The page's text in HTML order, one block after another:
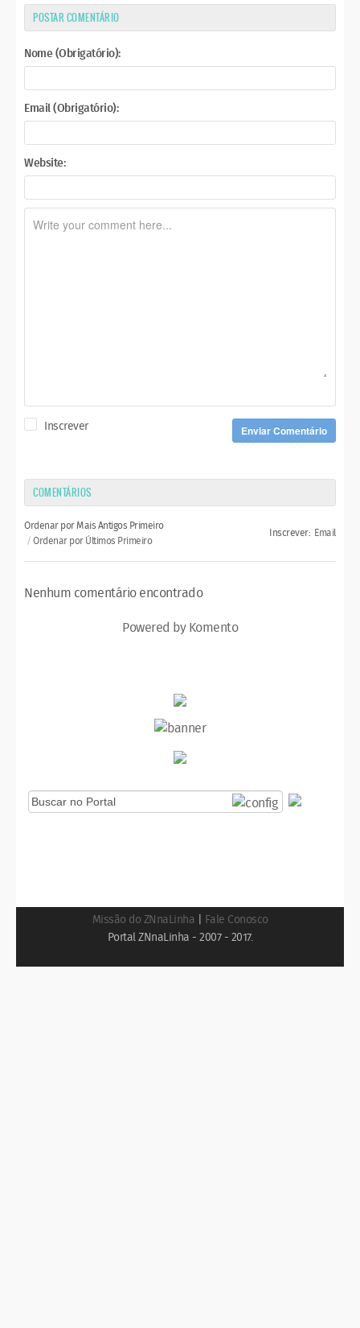
POSTAR COMENTÁRIO
Nome (Obrigatório):
Email (Obrigatório):
Website:
Inscrever Enviar Comentário
COMENTÁRIOS
Ordenar por Mais Antigos Primeiro
Ordenar por Últimos Primeiro
Inscrever: Email
Nenhum comentário encontrado
Powered by Komento
Missão do ZNnaLinha | Fale Conosco
Portal ZNnaLinha - 2007 - 2017.